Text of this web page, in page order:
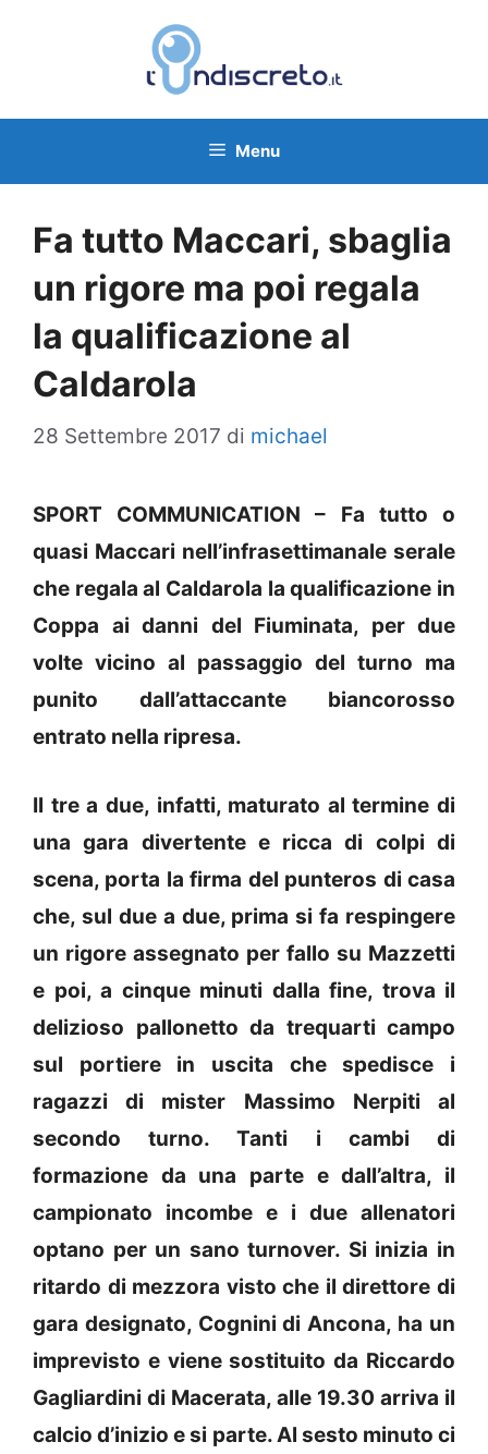
Menu
Fa tutto Maccari, sbaglia
un rigore ma poi regala
la qualificazione al
Caldarola
28 Settembre 2017 di michael
SPORT COMMUNICATION – Fa tutto o
quasi Maccari nell’infrasettimanale serale
che regala al Caldarola la qualificazione in
Coppa ai danni del Fiuminata, per due
volte vicino al passaggio del turno ma
punito dall’attaccante biancorosso
entrato nella ripresa.
Il tre a due, infatti, maturato al termine di
una gara divertente e ricca di colpi di
scena, porta la firma del punteros di casa
che, sul due a due, prima si fa respingere
un rigore assegnato per fallo su Mazzetti
e poi, a cinque minuti dalla fine, trova il
delizioso pallonetto da trequarti campo
sul portiere in uscita che spedisce i
ragazzi di mister Massimo Nerpiti al
secondo turno. Tanti i cambi di
formazione da una parte e dall’altra, il
campionato incombe e i due allenatori
optano per un sano turnover. Si inizia in
ritardo di mezzora visto che il direttore di
gara designato, Cognini di Ancona, ha un
imprevisto e viene sostituito da Riccardo
Gagliardini di Macerata, alle 19.30 arriva il
calcio d’inizio e si parte. Al sesto minuto ci